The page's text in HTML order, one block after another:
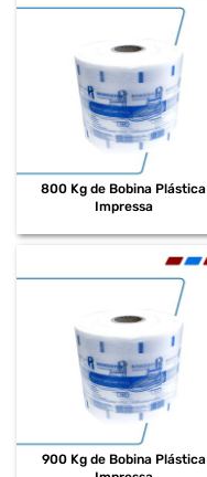
800 Kg de Bobina Plástica
Impressa
900 Kg de Bobina Plástica